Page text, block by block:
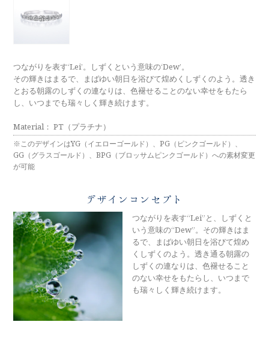
パーフェクトフィットカウンセリング
メモリアルアルバム
ナノジュエリーコート
永久保証サービス
セミ・フルオーダー
よくあるご質問
つながりを表す‘Lei’。しずくという意味の‘Dew’。
その輝きはまるで、まばゆい朝日を浴びて煌めくしずくのよう。透き
とおる朝露のしずくの連なりは、色褪せることのない幸せをもたら
し、いつまでも瑞々しく輝き続けます。
Material： PT（プラチナ）
※このデザインはYG（イエローゴールド）、PG（ピンクゴールド）、
GG（グラスゴールド）、BPG（ブロッサムピンクゴールド）への素材変更
が可能
デザインコンセプト
つながりを表す“Lei”と、しずくと
いう意味の“Dew”。その輝きはま
るで、まばゆい朝日を浴びて煌め
くしずくのよう。透き通る朝露の
しずくの連なりは、色褪せること
のない幸せをもたらし、いつまで
も瑞々しく輝き続けます。